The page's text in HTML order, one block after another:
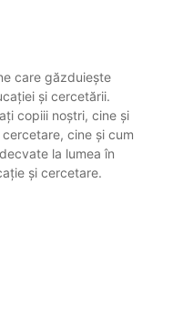
care găzduiește
și cercetării.
copiii noștri, cine și
cine și cum
la lumea în
și cercetare.